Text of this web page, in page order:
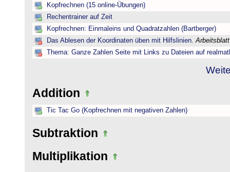
Kopfrechnen (15 online-Übungen)
Rechentrainer auf Zeit
Kopfrechnen: Einmaleins und Quadratzahlen (Bartberger)
Das Ablesen der Koordinaten üben mit Hilfslinien.
Thema: Ganze Zahlen Seite mit Links zu Dateien auf
Addition
Tic Tac Go (Kopfrechnen mit negativen Zahlen)
Subtraktion
Multiplikation